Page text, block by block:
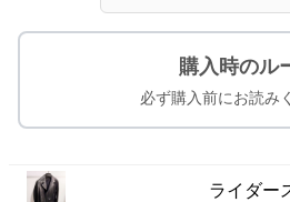
購入時のル
必ず購入前にお読み
ライダー